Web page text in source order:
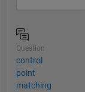
Question
control
point
matching